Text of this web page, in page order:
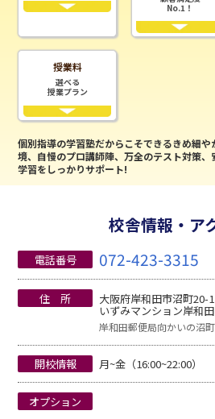
No.1！
授業料
選べる
授業プラン
個別指導の学習塾だからこそできるきめ細
境、自慢のプロ講師陣、万全のテスト対策
学習をしっかりサポート!
校舎情報・ア
電話番号 072-423-3315
住 所 大阪府岸和田市沼町20-
いずみマンション岸和
岸和田郵便局向かいの沼町
開校情報 月~金（16:00~22:00）
オプション